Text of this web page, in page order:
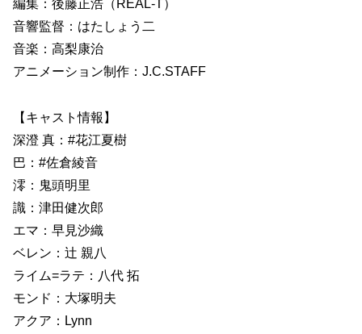
編集：後藤正浩（REAL-T）
音響監督：はたしょう二
音楽：高梨康治
アニメーション制作：J.C.STAFF
【キャスト情報】
深澄 真：#花江夏樹
巴：#佐倉綾音
澪：鬼頭明里
識：津田健次郎
エマ：早見沙織
ベレン：辻 親八
ライム=ラテ：八代 拓
モンド：大塚明夫
アクア：Lynn